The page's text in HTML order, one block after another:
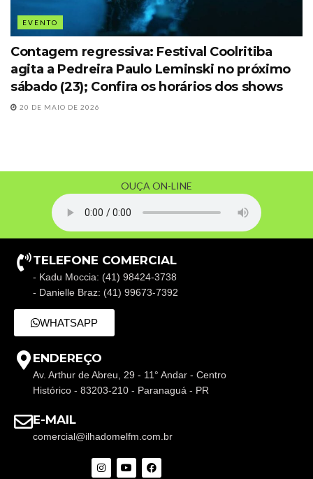
EVENTO
Contagem regressiva: Festival Coolritiba
agita a Pedreira Paulo Leminski no próximo
sábado (23); Confira os horários dos shows
20 DE MAIO DE 2026
OUÇA ON-LINE
TELEFONE COMERCIAL
- Kadu Moccia: (41) 98424-3738
- Danielle Braz: (41) 99673-7392
WHATSAPP
ENDEREÇO
Av. Arthur de Abreu, 29 - 11° Andar - Centro
Histórico - 83203-210 - Paranaguá - PR
E-MAIL
comercial@ilhadomelfm.com.br